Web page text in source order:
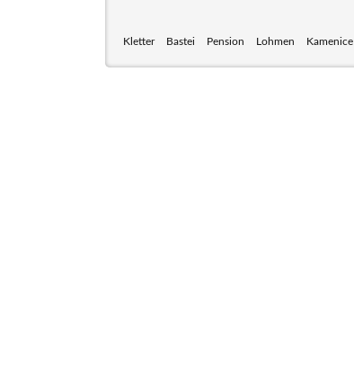
Kletter Bastei Pension Lohmen Kamenice